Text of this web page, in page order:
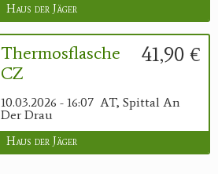
Haus der Jäger
41,90 €
Thermosflasche
CZ
10.03.2026 - 16:07 AT, Spittal An
Der Drau
Haus der Jäger